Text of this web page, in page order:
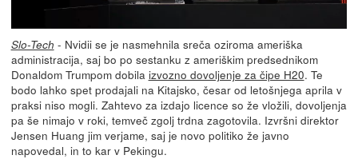
Slo-Tech - Nvidii se je nasmehnila sreča oziroma ameriška
administracija, saj bo po sestanku z ameriškim predsednikom
Donaldom Trumpom dobila izvozno dovoljenje za čipe H20. Te
bodo lahko spet prodajali na Kitajsko, česar od letošnjega aprila v
praksi niso mogli. Zahtevo za izdajo licence so že vložili, dovoljenja
pa še nimajo v roki, temveč zgolj trdna zagotovila. Izvršni direktor
Jensen Huang jim verjame, saj je novo politiko že javno
napovedal, in to kar v Pekingu.